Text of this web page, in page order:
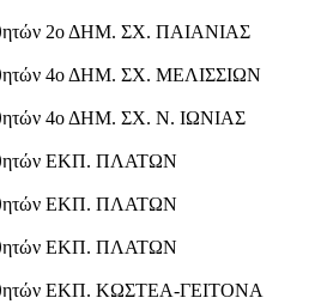
2ο ΔΗΜ. ΣΧ. ΠΑΙΑΝΙΑΣ
4ο ΔΗΜ. ΣΧ. ΜΕΛΙΣΣΙΩΝ
4ο ΔΗΜ. ΣΧ. Ν. ΙΩΝΙΑΣ
ΕΚΠ. ΠΛΑΤΩΝ
ΕΚΠ. ΠΛΑΤΩΝ
ΕΚΠ. ΠΛΑΤΩΝ
ΕΚΠ. ΚΩΣΤΕΑ-ΓΕΙΤΟΝΑ